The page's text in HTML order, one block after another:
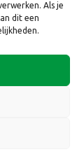
Als je
dit een